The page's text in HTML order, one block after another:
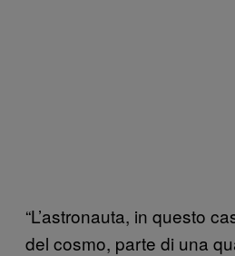
“L’astronauta, in questo
del cosmo, parte di una